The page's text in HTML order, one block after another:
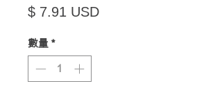
$ 7.91 USD價格
數量 *